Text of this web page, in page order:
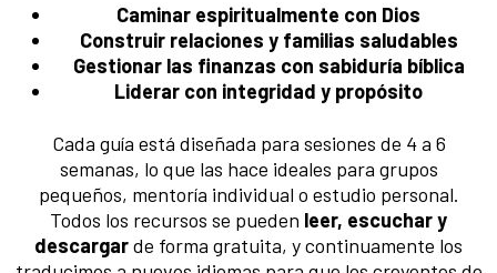
Caminar espiritualmente con Dios
Construir relaciones y familias saludables
Gestionar las finanzas con sabiduría bíblica
Liderar con integridad y propósito
Cada guía está diseñada para sesiones de 4 a 6
semanas, lo que las hace ideales para grupos
pequeños, mentoría individual o estudio personal.
Todos los recursos se pueden leer, escuchar y
descargarde forma gratuita, y continuamente los